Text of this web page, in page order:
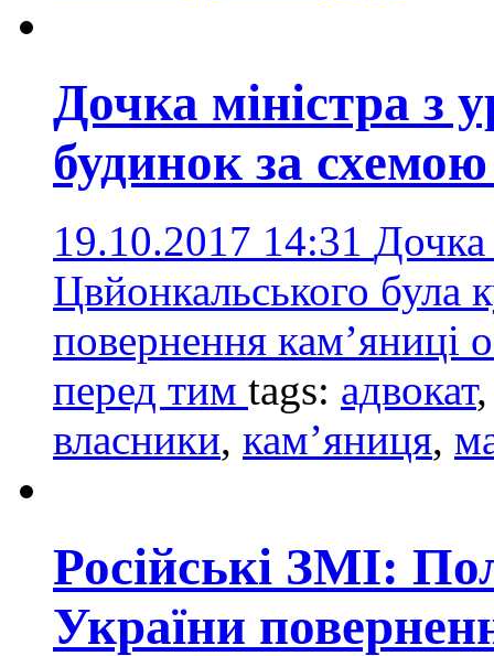
Дочка міністра з
будинок за
19.10.2017 14:31 Дочка
Цвйонкальського була
повернення кам’яниці
перед тим tags: адвокат
власники, кам’яниця,
Російські ЗМІ:
України